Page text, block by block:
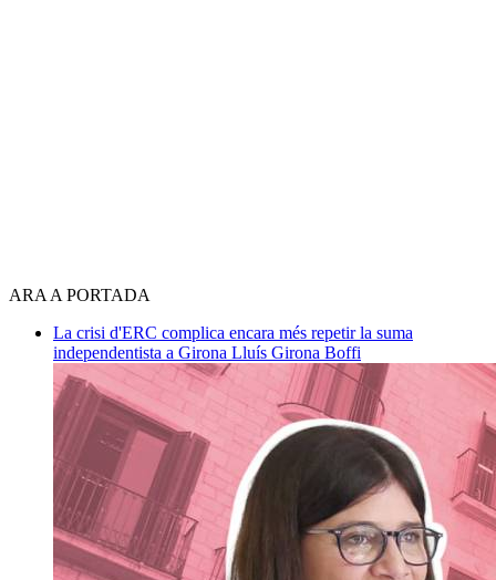
ARA A PORTADA
La crisi d'ERC complica encara més repetir la suma
independentista a Girona Lluís Girona Boffi